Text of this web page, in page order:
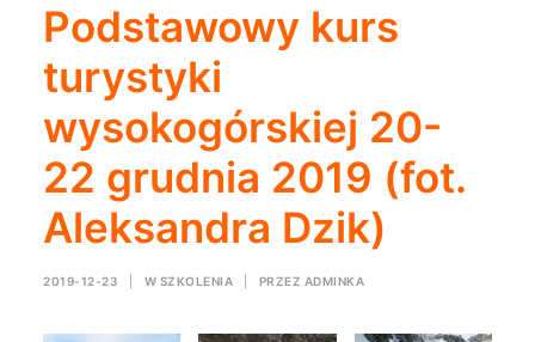
Podstawowy kurs
turystyki
wysokogórskiej 20-
22 grudnia 2019 (fot.
Aleksandra Dzik)
2019-12-23 W SZKOLENIA PRZEZ ADMINKA